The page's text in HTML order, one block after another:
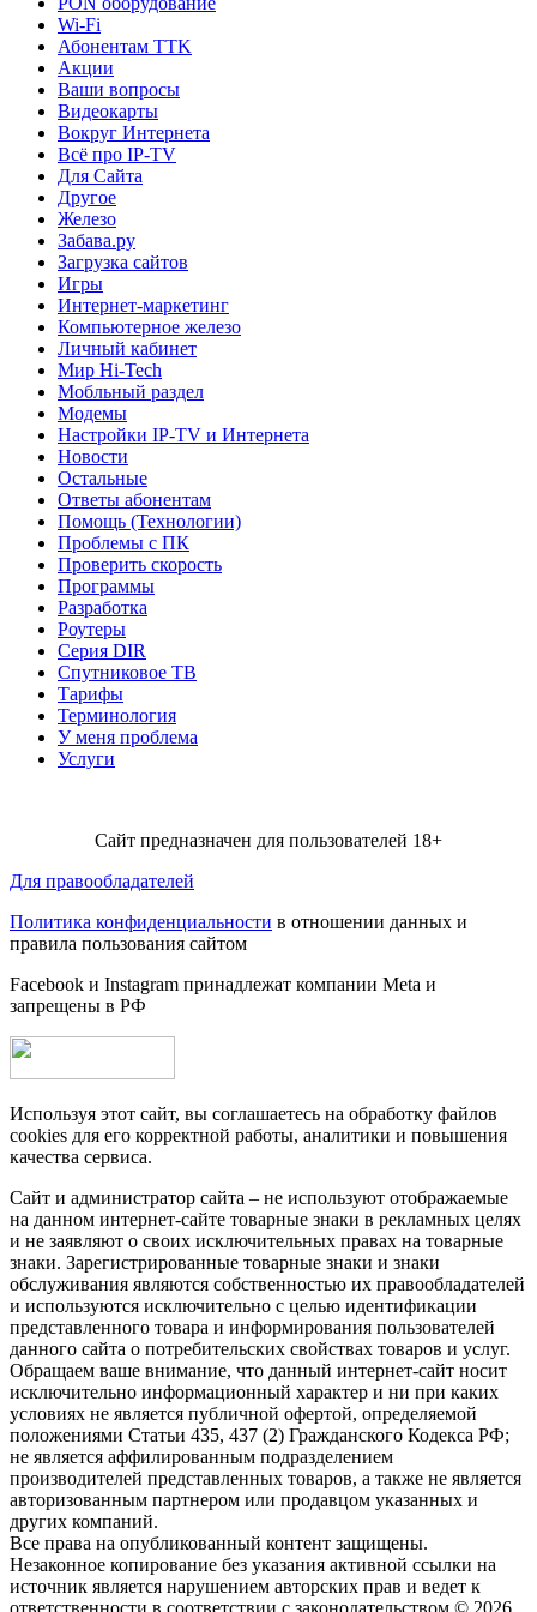
Wi-Fi
Абонентам TTK
Акции
Ваши вопросы
Видеокарты
Вокруг Интернета
Всё про IP-TV
Для Сайта
Другое
Железо
Забава.ру
Загрузка сайтов
Игры
Интернет-маркетинг
Компьютерное железо
Личный кабинет
Мир Hi-Tech
Мобльный раздел
Модемы
Настройки IP-TV и Интернета
Новости
Остальные
Ответы абонентам
Помощь (Технологии)
Проблемы с ПК
Проверить скорость
Программы
Разработка
Роутеры
Серия DIR
Спутниковое ТВ
Тарифы
Терминология
У меня проблема
Услуги
Сайт предназначен для пользователей 18+
Для правообладателей
Политика конфиденциальности в отношении данных и
правила пользования сайтом
Facebook и Instagram принадлежат компании Metа и
запрещены в РФ
Используя этот сайт, вы соглашаетесь на обработку файлов
cookies для его корректной работы, аналитики и повышения
качества сервиса.
Сайт и администратор сайта – не используют отображаемые
на данном интернет-сайте товарные знаки в рекламных целях
и не заявляют о своих исключительных правах на товарные
знаки. Зарегистрированные товарные знаки и знаки
обслуживания являются собственностью их правообладателей
и используются исключительно с целью идентификации
представленного товара и информирования пользователей
данного сайта о потребительских свойствах товаров и услуг.
Обращаем ваше внимание, что данный интернет-сайт носит
исключительно информационный характер и ни при каких
условиях не является публичной офертой, определяемой
положениями Статьи 435, 437 (2) Гражданского Кодекса РФ;
не является аффилированным подразделением
производителей представленных товаров, а также не является
авторизованным партнером или продавцом указанных и
других компаний.
Все права на опубликованный контент защищены.
Незаконное копирование без указания активной ссылки на
источник является нарушением авторских прав и ведет к